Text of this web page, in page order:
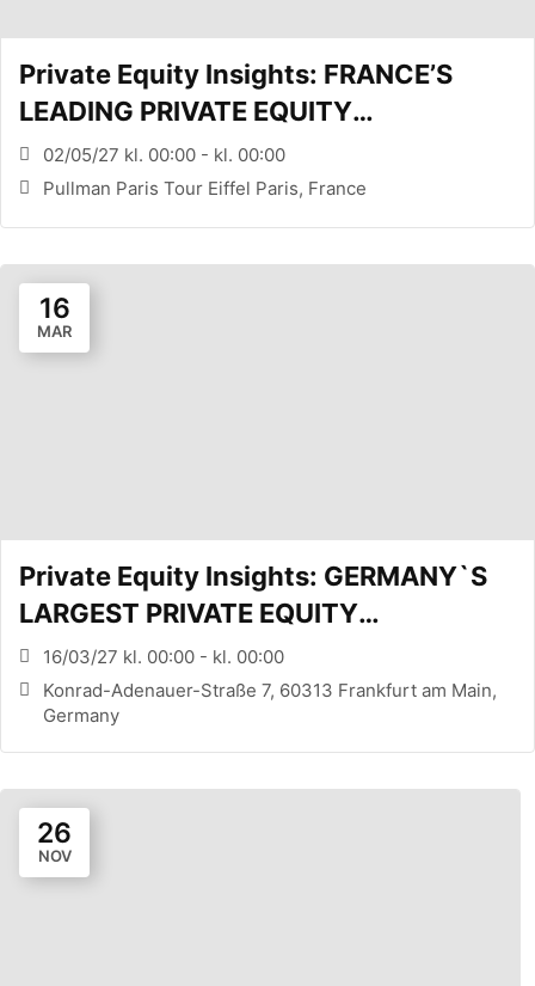
Private Equity Insights: FRANCE’S
LEADING PRIVATE EQUITY
CONFERENCE (PARIS, FR)
02/05/27 kl. 00:00 - kl. 00:00
Pullman Paris Tour Eiffel Paris, France
16
MAR
Private Equity Insights: GERMANY`S
LARGEST PRIVATE EQUITY
CONFERENCE (FRANKFURT, DE)
16/03/27 kl. 00:00 - kl. 00:00
Konrad-Adenauer-Straße 7, 60313 Frankfurt am Main,
Germany
26
NOV